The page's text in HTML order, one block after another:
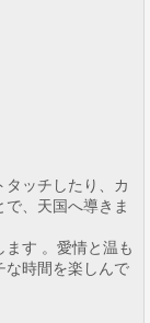
ッチしたり、カ
、天国へ導きま
す 。愛情と温も
な時間を楽しんで